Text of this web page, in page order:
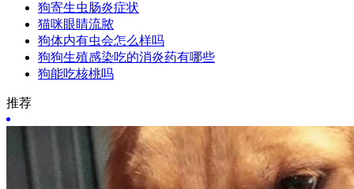
狗寄生虫肠炎症状
猫咪眼睛流脓
狗体内有虫会怎么样吗
狗狗生殖感染吃的消炎药有哪些
狗能吃核桃吗
推荐